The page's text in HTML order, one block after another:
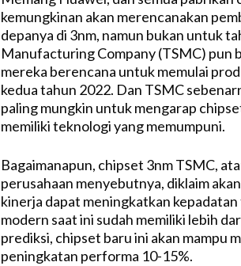
kemungkinan akan merencanakan
depanya di 3nm, namun bukan untuk
Manufacturing Company (TSMC) pun
mereka berencana untuk memulai
kedua tahun 2022. Dan TSMC
paling mungkin untuk mengarap
memiliki teknologi yang memumpuni.
Bagaimanapun, chipset 3nm TSMC,
perusahaan menyebutnya, diklaim
kinerja dapat meningkatkan
modern saat ini sudah memiliki lebih
prediksi, chipset baru ini akan mampu
peningkatan performa 10-15%.